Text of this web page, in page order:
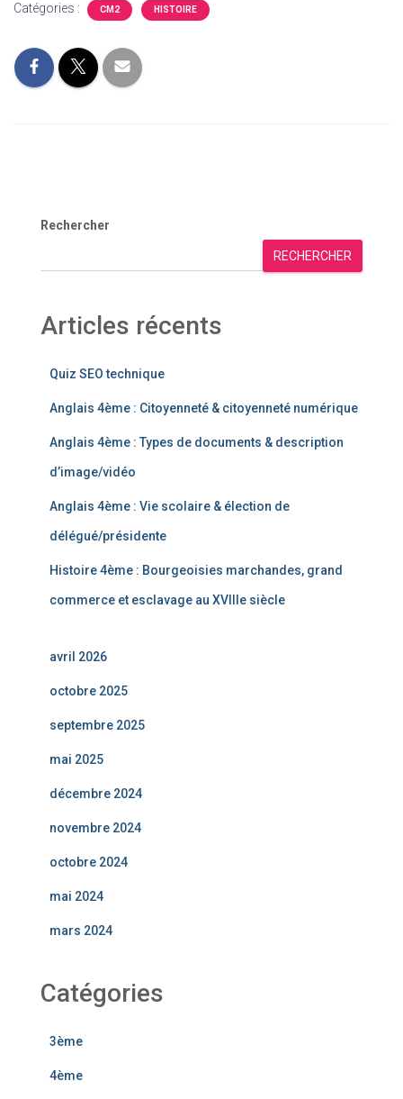
Catégories : CM2 HISTOIRE
Rechercher
RECHERCHER
Articles récents
Quiz SEO technique
Anglais 4ème : Citoyenneté & citoyenneté numérique
Anglais 4ème : Types de documents & description
d’image/vidéo
Anglais 4ème : Vie scolaire & élection de
délégué/présidente
Histoire 4ème : Bourgeoisies marchandes, grand
commerce et esclavage au XVIIIe siècle
avril 2026
octobre 2025
septembre 2025
mai 2025
décembre 2024
novembre 2024
octobre 2024
mai 2024
mars 2024
Catégories
3ème
4ème